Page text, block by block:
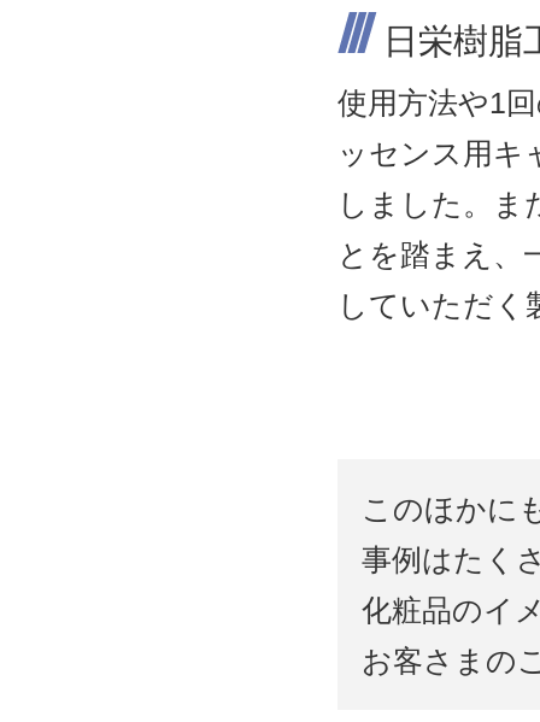
日栄樹脂
使用方法や1
ッセンス用キ
しました。ま
とを踏まえ、
していただく
このほかに
事例はたく
化粧品のイ
お客さまの